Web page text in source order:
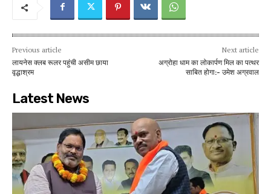
Previous article
लायनेस क्लब रूलर पहुंची असीम छाया
वृद्धाश्रम
Next article
अग्रोहा धाम का लोकार्पण मिल का पत्थर
साबित होगा:- उमेश अग्रवाल
Latest News